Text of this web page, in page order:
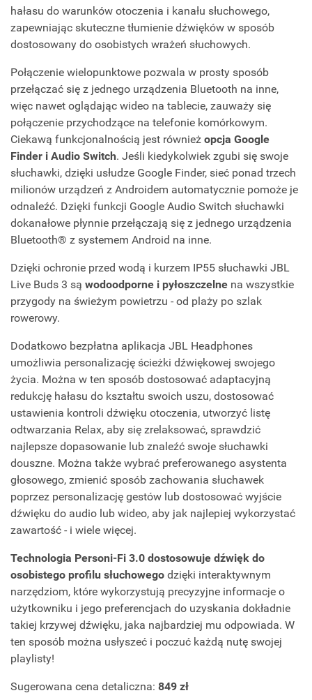
hałasu do warunków otoczenia i kanału słuchowego,
zapewniając skuteczne tłumienie dźwięków w sposób
dostosowany do osobistych wrażeń słuchowych.
Połączenie wielopunktowe pozwala w prosty sposób
przełączać się z jednego urządzenia Bluetooth na inne,
więc nawet oglądając wideo na tablecie, zauważy się
połączenie przychodzące na telefonie komórkowym.
Ciekawą funkcjonalnością jest również opcja Google
Finder i Audio Switch. Jeśli kiedykolwiek zgubi się swoje
słuchawki, dzięki usłudze Google Finder, sieć ponad trzech
milionów urządzeń z Androidem automatycznie pomoże je
odnaleźć. Dzięki funkcji Google Audio Switch słuchawki
dokanałowe płynnie przełączają się z jednego urządzenia
Bluetooth® z systemem Android na inne.
Dzięki ochronie przed wodą i kurzem IP55 słuchawki JBL
Live Buds 3 są wodoodporne i pyłoszczelne na wszystkie
przygody na świeżym powietrzu - od plaży po szlak
rowerowy.
Dodatkowo bezpłatna aplikacja JBL Headphones
umożliwia personalizację ścieżki dźwiękowej swojego
życia. Można w ten sposób dostosować adaptacyjną
redukcję hałasu do kształtu swoich uszu, dostosować
ustawienia kontroli dźwięku otoczenia, utworzyć listę
odtwarzania Relax, aby się zrelaksować, sprawdzić
najlepsze dopasowanie lub znaleźć swoje słuchawki
douszne. Można także wybrać preferowanego asystenta
głosowego, zmienić sposób zachowania słuchawek
poprzez personalizację gestów lub dostosować wyjście
dźwięku do audio lub wideo, aby jak najlepiej wykorzystać
zawartość - i wiele więcej.
Technologia Personi-Fi 3.0 dostosowuje dźwięk do
osobistego profilu słuchowego dzięki interaktywnym
narzędziom, które wykorzystują precyzyjne informacje o
użytkowniku i jego preferencjach do uzyskania dokładnie
takiej krzywej dźwięku, jaka najbardziej mu odpowiada. W
ten sposób można usłyszeć i poczuć każdą nutę swojej
playlisty!
Sugerowana cena detaliczna: 849 zł